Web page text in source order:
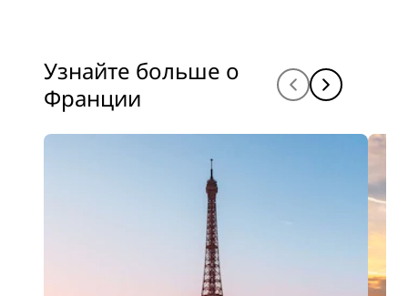
Узнайте больше о
Франции